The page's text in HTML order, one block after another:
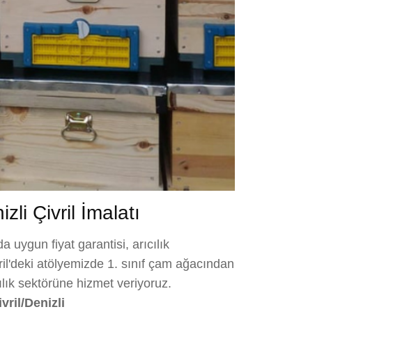
Çivril İmalatı
uygun fiyat garantisi, arıcılık
atölyemizde 1. sınıf çam ağacından
sektörüne hizmet veriyoruz.
Denizli